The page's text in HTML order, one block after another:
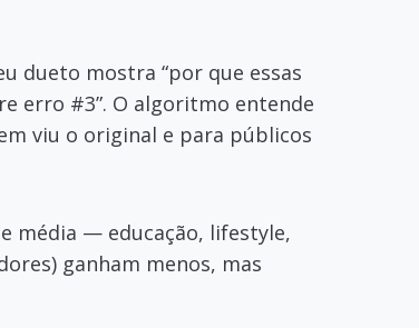
dueto mostra “por que essas
erro #3”. O algoritmo entende
viu o original e para públicos
média — educação, lifestyle,
ganham menos, mas